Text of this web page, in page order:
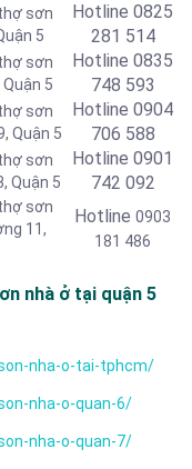
sơn
5
Hotline 0825
281 514
sơn
5
Hotline 0835
748 593
sơn
Quận 5
Hotline 0904
706 588
sơn
Quận 5
Hotline 0901
742 092
sơn
11,
Hotline 0903
181 486
nhà ở tại quận 5
nha-o-tai-tphcm/
nha-o-quan-6/
nha-o-quan-7/